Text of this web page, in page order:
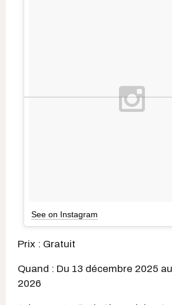
See on Instagram
Prix : Gratuit
Quand : Du 13 décembre 2025
2026